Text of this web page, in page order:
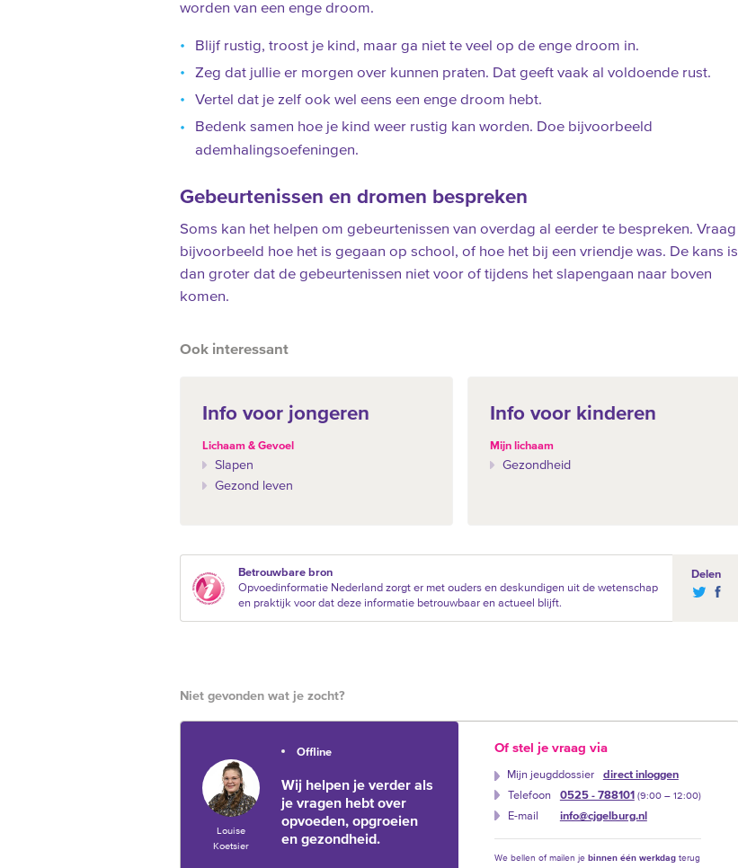
worden van een enge droom.
Blijf rustig, troost je kind, maar ga niet te veel op de enge droom in.
Zeg dat jullie er morgen over kunnen praten. Dat geeft vaak al voldoende rust.
Vertel dat je zelf ook wel eens een enge droom hebt.
Bedenk samen hoe je kind weer rustig kan worden. Doe bijvoorbeeld
ademhalingsoefeningen.
Gebeurtenissen en dromen bespreken
Soms kan het helpen om gebeurtenissen van overdag al eerder te bespreken. Vraag
bijvoorbeeld hoe het is gegaan op school, of hoe het bij een vriendje was. De kans is
dan groter dat de gebeurtenissen niet voor of tijdens het slapengaan naar boven
komen.
Ook interessant
Info voor jongeren
Lichaam & Gevoel
Slapen
Gezond leven
Info voor kinderen
Mijn lichaam
Gezondheid
Betrouwbare bron
Opvoedinformatie Nederland zorgt er met ouders en deskundigen uit de wetenschap
en praktijk voor dat deze informatie betrouwbaar en actueel blijft.
Delen
Niet gevonden wat je zocht?
Louise
Koetsier
Offline
Wij helpen je verder als
je vragen hebt over
opvoeden, opgroeien
en gezondheid.
Of stel je vraag via
Mijn jeugddossier
direct inloggen
Telefoon
0525 - 788101 (9:00 –‍ 12:00)
E-mail info@cjgelburg.nl
We bellen of mailen je binnen één werkdagterug